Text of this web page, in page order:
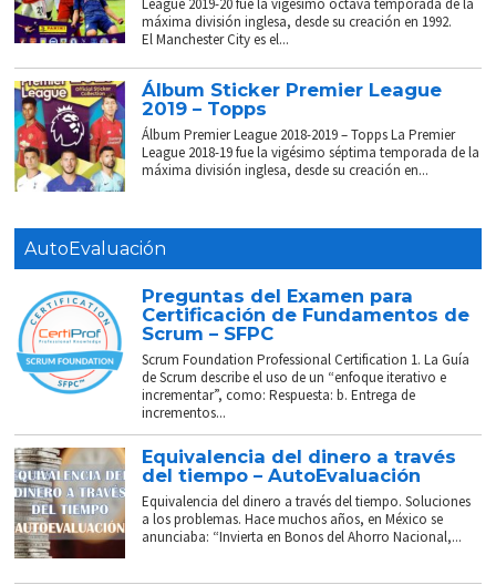
League 2019-20 fue la vigésimo octava temporada de la
máxima división inglesa, desde su creación en 1992.
El Manchester City es el...
Álbum Sticker Premier League
2019 – Topps
Álbum Premier League 2018-2019 – Topps La Premier
League 2018-19 fue la vigésimo séptima temporada de la
máxima división inglesa, desde su creación en...
AutoEvaluación
Preguntas del Examen para
Certificación de Fundamentos de
Scrum – SFPC
Scrum Foundation Professional Certification 1. La Guía
de Scrum describe el uso de un “enfoque iterativo e
incrementar”, como: Respuesta: b. Entrega de
incrementos...
Equivalencia del dinero a través
del tiempo – AutoEvaluación
Equivalencia del dinero a través del tiempo. Soluciones
a los problemas. Hace muchos años, en México se
anunciaba: “Invierta en Bonos del Ahorro Nacional,...